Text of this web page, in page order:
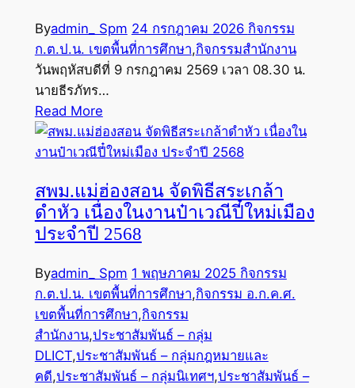
Byadmin_ Spm 24 กรกฎาคม 2026 กิจกรรม
ก.ต.ป.น. เขตพื้นที่การศึกษา,กิจกรรมสำนักงาน
วันพฤหัสบดีที่ 9 กรกฎาคม 2569 เวลา 08.30 น.
นายธีรภัทร…
Read More
สพม.แม่ฮ่องสอน จัดพิธีสระเกล้า
ดำหัว เนื่องในงานป๋าเวณีปี๋ใหม่เมือง
ประจำปี 2568
Byadmin_ Spm 1 พฤษภาคม 2025 กิจกรรม
ก.ต.ป.น. เขตพื้นที่การศึกษา,กิจกรรม อ.ก.ค.ศ.
เขตพื้นที่การศึกษา,กิจกรรม
สำนักงาน,ประชาสัมพันธ์ – กลุ่ม
DLICT,ประชาสัมพันธ์ – กลุ่มกฎหมายและ
คดี,ประชาสัมพันธ์ – กลุ่มนิเทศฯ,ประชาสัมพันธ์ –